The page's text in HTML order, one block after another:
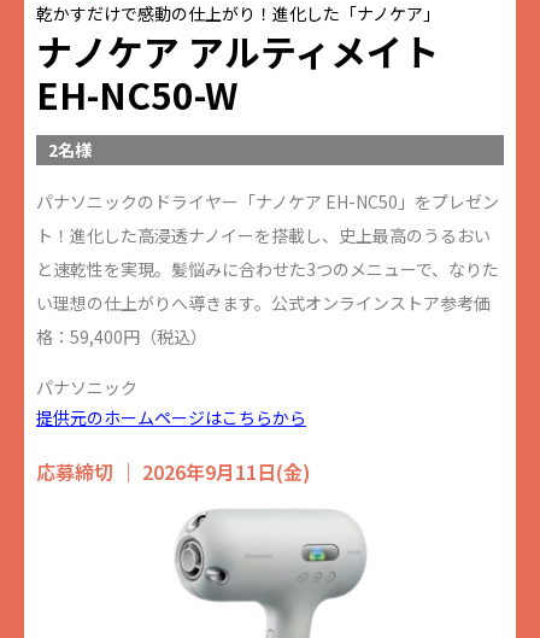
乾かすだけで感動の仕上がり！進化した「ナノケア」
ナノケア アルティメイト
EH-NC50-W
2名様
パナソニックのドライヤー「ナノケア EH-NC50」をプレゼン
ト！進化した高浸透ナノイーを搭載し、史上最高のうるおい
と速乾性を実現。髪悩みに合わせた3つのメニューで、なりた
い理想の仕上がりへ導きます。公式オンラインストア参考価
格：59,400円（税込）
パナソニック
提供元のホームページはこちらから
応募締切 ｜ 2026年9月11日(金)